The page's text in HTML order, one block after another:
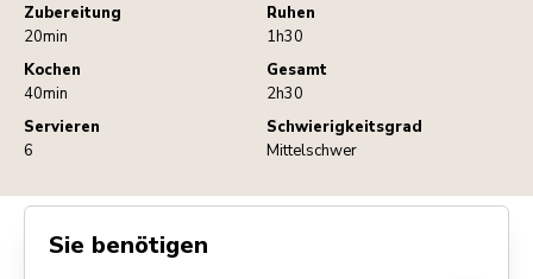
Zubereitung
20min
Ruhen
1h30
Kochen
40min
Gesamt
2h30
Servieren
6
Schwierigkeitsgrad
Mittelschwer
Sie benötigen